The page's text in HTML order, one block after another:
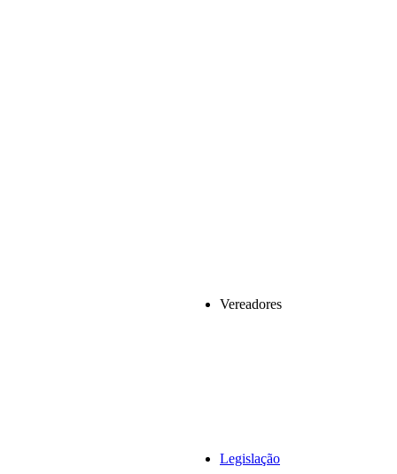
Vereadores
Legislação